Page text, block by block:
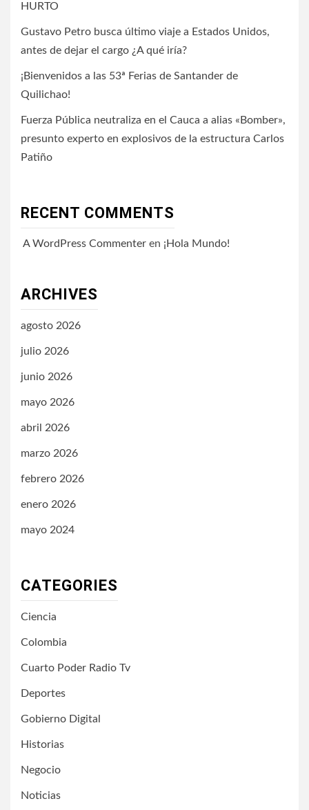
HURTO
Gustavo Petro busca último viaje a Estados Unidos,
antes de dejar el cargo ¿A qué iría?
¡Bienvenidos a las 53ª Ferias de Santander de
Quilichao!
Fuerza Pública neutraliza en el Cauca a alias «Bomber»,
presunto experto en explosivos de la estructura Carlos
Patiño
RECENT COMMENTS
A WordPress Commenter en ¡Hola Mundo!
ARCHIVES
agosto 2026
julio 2026
junio 2026
mayo 2026
abril 2026
marzo 2026
febrero 2026
enero 2026
mayo 2024
CATEGORIES
Ciencia
Colombia
Cuarto Poder Radio Tv
Deportes
Gobierno Digital
Historias
Negocio
Noticias